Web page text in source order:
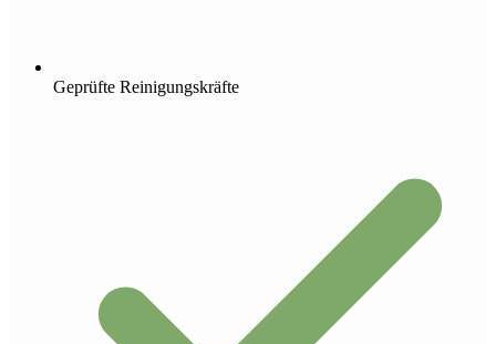
Geprüfte Reinigungskräfte